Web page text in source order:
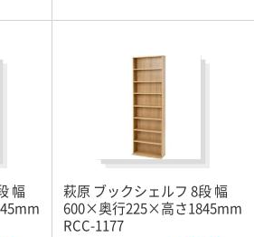
幅
萩原 ブックシェルフ 8段 幅
600×奥行225×高さ1845mm
RCC-1177